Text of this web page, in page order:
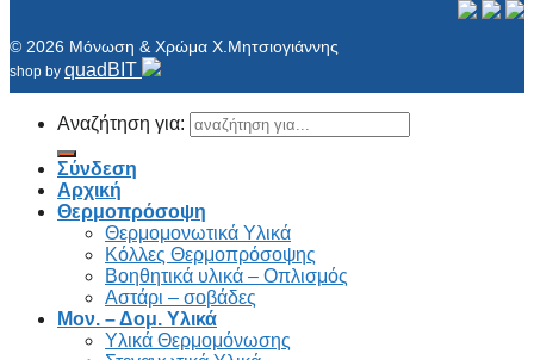
© 2026 Μόνωση & Χρώμα Χ.Μητσιογιάννης
shop by quadBIT
Αναζήτηση για:
Σύνδεση
Αρχική
Θερμοπρόσοψη
Θερμομονωτικά Υλικά
Κόλλες Θερμοπρόσοψης
Βοηθητικά υλικά – Οπλισμός
Αστάρι – σοβάδες
Μον. – Δομ. Υλικά
Υλικά Θερμομόνωσης